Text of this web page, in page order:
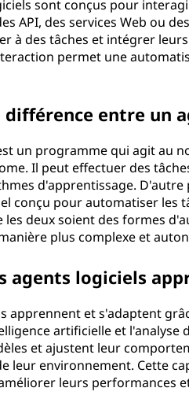
sont conçus pour
API, des services Web ou
à des tâches et intégrer
permet une
différence entre un
un programme qui agit au
Il peut effectuer des
d'apprentissage.
conçu pour automatiser les
les deux soient des formes
plus complexe et
agents logiciels
apprennent et s'adaptent
artificielle et l'analyse
et ajustent leur
leur environnement. Cette
leurs performances